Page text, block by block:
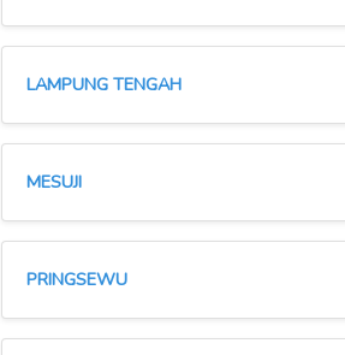
LAMPUNG TENGAH
MESUJI
PRINGSEWU